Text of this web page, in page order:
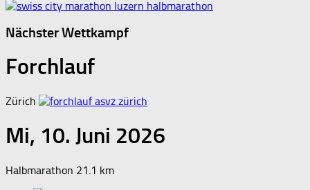
Nächster Wettkampf
Forchlauf
Zürich
Mi, 10. Juni 2026
Halbmarathon 21.1 km